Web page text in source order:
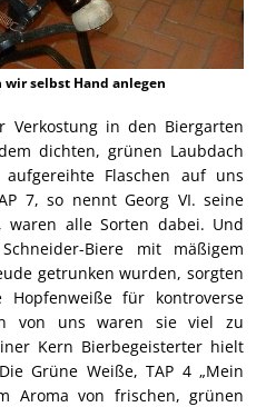
selbst Hand anlegen
Verkostung in den Biergarten
dichten, grünen Laubdach
Flaschen auf uns
7, so nennt Georg VI. seine
waren alle Sorten dabei. Und
Biere mit mäßigem
getrunken wurden, sorgten
für kontroverse
von uns waren sie viel zu
Kern Bierbegeisterter hielt
Grüne Weiße, TAP 4 „Mein
Aroma von frischen, grünen